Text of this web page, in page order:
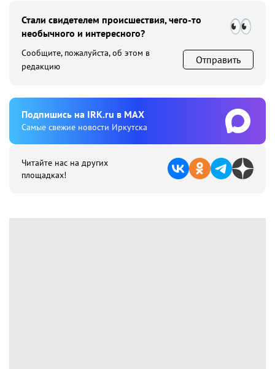
Стали свидетелем происшествия, чего-то
необычного и интересного?
Сообщите, пожалуйста, об этом в
редакцию
Отправить
Подпишиcь на IRK.ru в MAX
Cамые свежие новости Иркутска
Читайте нас на других
площадках!